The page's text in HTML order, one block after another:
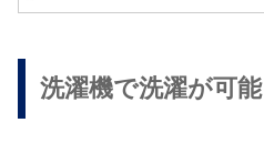
洗濯機で洗濯が可能